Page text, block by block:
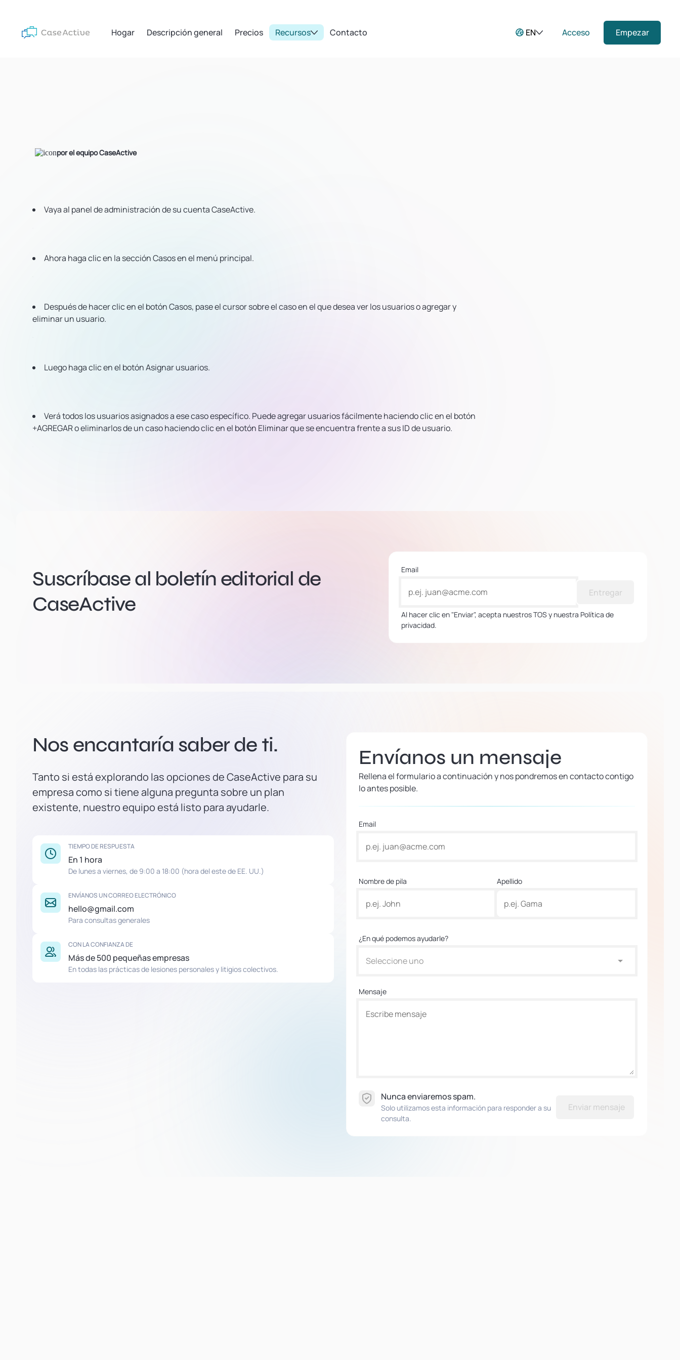
Hogar Descripción general Precios Recursos Contacto EN Acceso Empezar
por el equipo CaseActive
Vaya al panel de administración de su cuenta CaseActive.
Ahora haga clic en la sección Casos en el menú principal.
Después de hacer clic en el botón Casos, pase el cursor sobre el caso en el que desea ver los usuarios o agregar y
eliminar un usuario.
Luego haga clic en el botón Asignar usuarios.
Verá todos los usuarios asignados a ese caso específico. Puede agregar usuarios fácilmente haciendo clic en el botón
+AGREGAR o eliminarlos de un caso haciendo clic en el botón Eliminar que se encuentra frente a sus ID de usuario.
Suscríbase al boletín editorial de
CaseActive
Email
Entregar
Al hacer clic en "Enviar", acepta nuestros TOS y nuestra Política de
privacidad.
Nos encantaría saber de ti.
Tanto si está explorando las opciones de CaseActive para su
empresa como si tiene alguna pregunta sobre un plan
existente, nuestro equipo está listo para ayudarle.
TIEMPO DE RESPUESTA
En 1 hora
De lunes a viernes, de 9:00 a 18:00 (hora del este de EE. UU.)
ENVÍANOS UN CORREO ELECTRÓNICO
hello@gmail.com
Para consultas generales
CON LA CONFIANZA DE
Más de 500 pequeñas empresas
En todas las prácticas de lesiones personales y litigios colectivos.
Envíanos un mensaje
Rellena el formulario a continuación y nos pondremos en contacto contigo
lo antes posible.
Email
Nombre de pila Apellido
¿En qué podemos ayudarle?
Seleccione uno
Mensaje
Nunca enviaremos spam.
Solo utilizamos esta información para responder a su
consulta.
Enviar mensaje